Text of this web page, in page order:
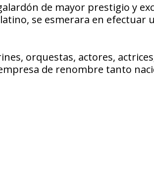
de mayor prestigio y
se esmerara en efectuar
orquestas, actores,
de renombre tanto